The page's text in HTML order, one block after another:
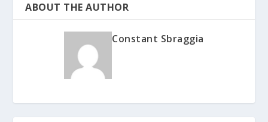
ABOUT THE AUTHOR
Constant Sbraggia